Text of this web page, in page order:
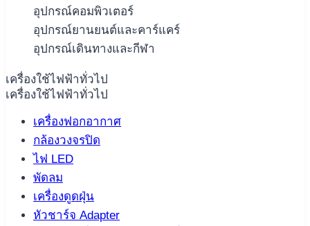
อุปกรณ์คอมพิวเตอร์
อุปกรณ์ยานยนต์และคาร์แคร์
อุปกรณ์เดินทางและกีฬา
เครื่องใช้ไฟฟ้าทั่วไป
เครื่องใช้ไฟฟ้าทั่วไป
เครื่องฟอกอากาศ
กล้องวงจรปิด
ไฟ LED
พัดลม
เครื่องดูดฝุ่น
หัวชาร์จ Adapter